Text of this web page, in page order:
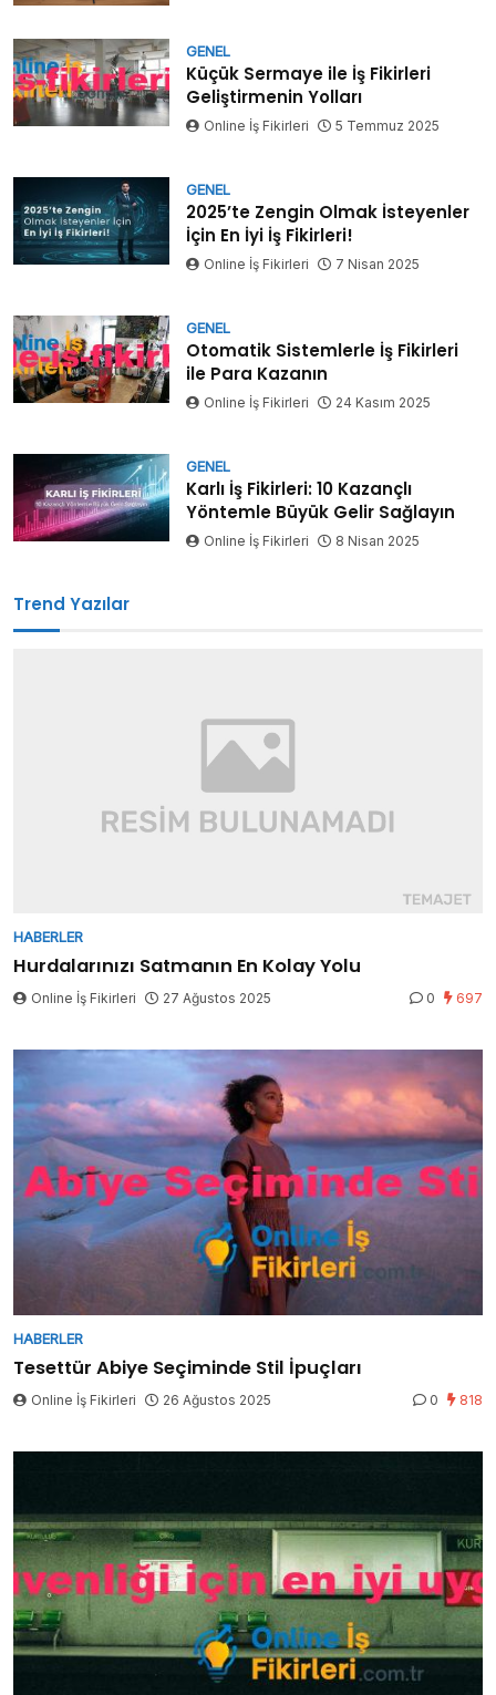
GENEL
Küçük Sermaye ile İş Fikirleri
Geliştirmenin Yolları
Online İş Fikirleri 5 Temmuz 2025
GENEL
2025’te Zengin Olmak İsteyenler
İçin En İyi İş Fikirleri!
Online İş Fikirleri 7 Nisan 2025
GENEL
Otomatik Sistemlerle İş Fikirleri
ile Para Kazanın
Online İş Fikirleri 24 Kasım 2025
GENEL
Karlı İş Fikirleri: 10 Kazançlı
Yöntemle Büyük Gelir Sağlayın
Online İş Fikirleri 8 Nisan 2025
Trend Yazılar
HABERLER
Hurdalarınızı Satmanın En Kolay Yolu
Online İş Fikirleri 27 Ağustos 2025 0 697
HABERLER
Tesettür Abiye Seçiminde Stil İpuçları
Online İş Fikirleri 26 Ağustos 2025 0 818